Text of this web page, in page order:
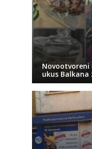
Novootvoreni
ukus Balkana